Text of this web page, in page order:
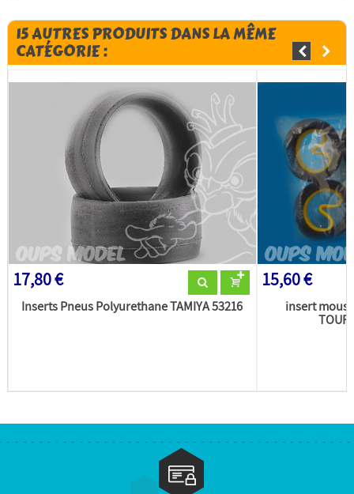
15 AUTRES PRODUITS DANS LA MÊME
CATÉGORIE :
17,80 €
Inserts Pneus Polyurethane TAMIYA 53216
15,60 €
insert